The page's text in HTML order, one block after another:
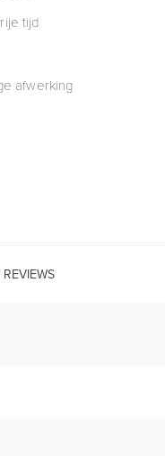
tijd
afwerking
REVIEWS